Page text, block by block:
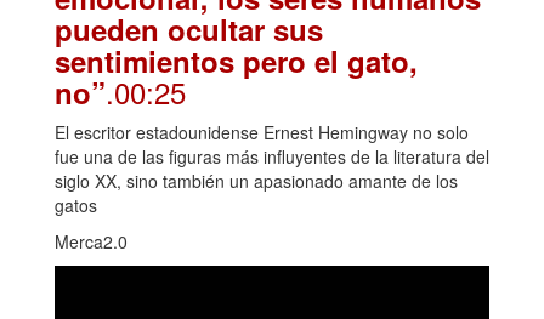
pueden ocultar sus
sentimientos pero el gato,
no”.00:25
El escritor estadounidense Ernest Hemingway no solo
fue una de las figuras más influyentes de la literatura del
siglo XX, sino también un apasionado amante de los
gatos
Merca2.0